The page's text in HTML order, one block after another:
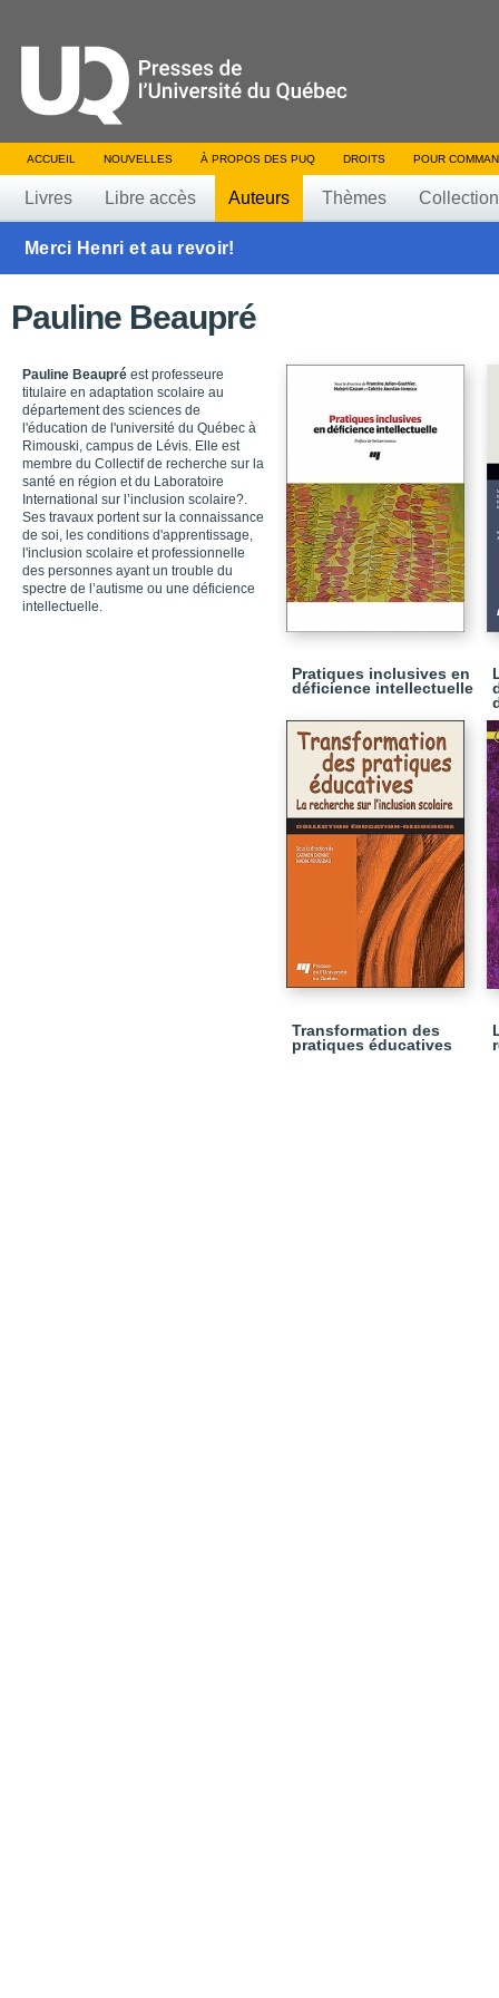
ACCUEIL NOUVELLES À PROPOS DES PUQ DROITS POUR
Livres Libre accès Auteurs Thèmes
Merci Henri et au revoir!
Pauline Beaupré
Pauline Beaupré est professeure
titulaire en adaptation scolaire au
département des sciences de
l'éducation de l'université du Québec à
Rimouski, campus de Lévis. Elle est
membre du Collectif de recherche sur la
santé en région et du Laboratoire
International sur l’inclusion scolaire?.
Ses travaux portent sur la connaissance
de soi, les conditions d'apprentissage,
l'inclusion scolaire et professionnelle
des personnes ayant un trouble du
spectre de l’autisme ou une déficience
intellectuelle.
Pratiques inclusives en
déficience intellectuelle
Transformation des
pratiques éducatives